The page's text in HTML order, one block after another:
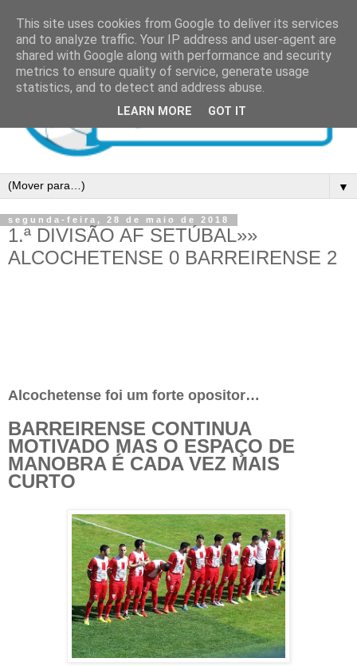
▼
segunda-feira, 28 de maio de 2018
1.ª DIVISÃO AF SETÚBAL»»
ALCOCHETENSE 0 BARREIRENSE 2
Alcochetense foi um forte opositor…
BARREIRENSE CONTINUA
MOTIVADO MAS O ESPAÇO DE
MANOBRA É CADA VEZ MAIS
CURTO
This site uses cookies from Google to deliver its services
and to analyze traffic. Your IP address and user-agent are
shared with Google along with performance and security
metrics to ensure quality of service, generate usage
statistics, and to detect and address abuse.
LEARN MORE GOT IT